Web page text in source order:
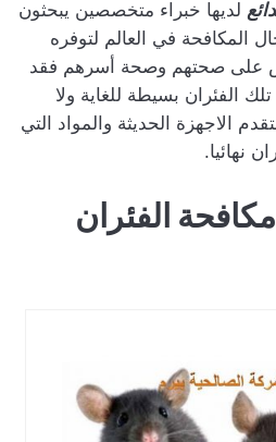
لديها خبراء متخصصين يبحثون
في العالم لتوفره
على صحتهم وصحة أسرهم فقد
الفئران بسيطة للغاية ولا
الاجهزة الحديثة والمواد التي
نهائيا.
الفئران